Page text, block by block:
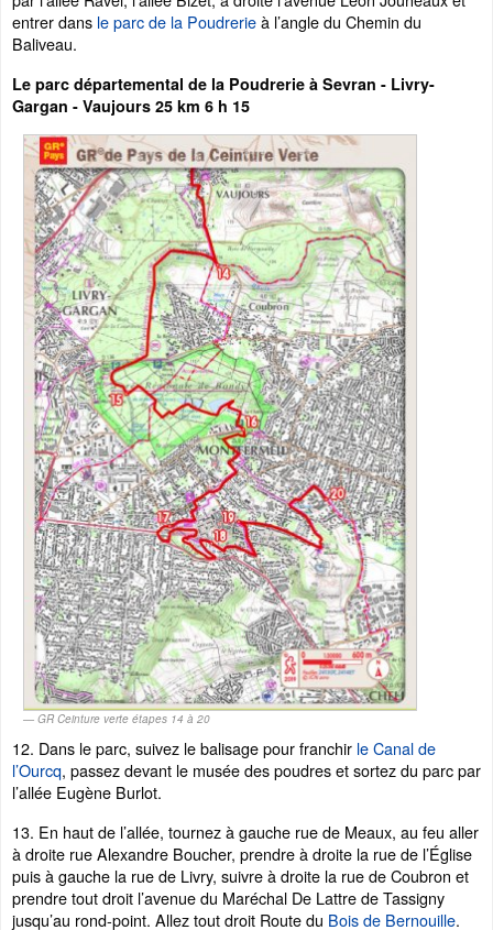
entrer dans le parc de la Poudrerieà l’angle du Chemin du
Baliveau.
Le parc départemental de la Poudrerie à Sevran - Livry-
Gargan - Vaujours 25 km 6 h 15
GR Ceinture verte étapes 14 à 20
12. Dans le parc, suivez le balisage pour franchir le Canal de
l’Ourcq, passez devant le musée des poudres et sortez du parc par
l’allée Eugène Burlot.
13. En haut de l’allée, tournez à gauche rue de Meaux, au feu aller
à droite rue Alexandre Boucher, prendre à droite la rue de l’Église
puis à gauche la rue de Livry, suivre à droite la rue de Coubron et
prendre tout droit l’avenue du Maréchal De Lattre de Tassigny
jusqu’au rond-point. Allez tout droit Route du Bois de Bernouille.